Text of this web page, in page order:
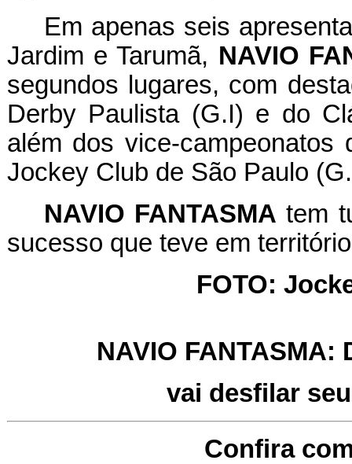
Em apenas seis
Jardim e Tarumã, NAVIO
segundos lugares, com
Derby Paulista (G.I) e do
além dos vice-
Jockey Club de São Paulo
NAVIO FANTASMA tem
sucesso que teve em
FOTO:
NAVIO
vai desfilar
Confira